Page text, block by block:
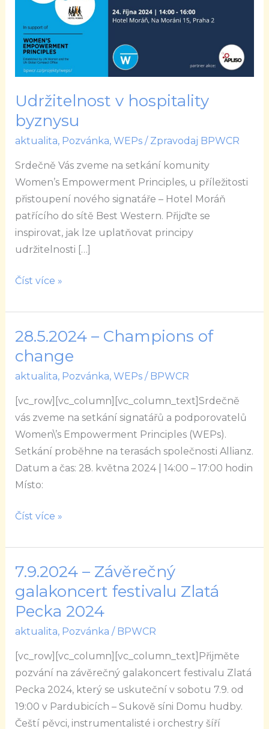
Udržitelnost v hospitality
byznysu
aktualita, Pozvánka, WEPs/ Zpravodaj BPWCR
Srdečně Vás zveme na setkání komunity
Women’s Empowerment Principles, u příležitosti
přistoupení nového signatáře – Hotel Moráň
patřícího do sítě Best Western. Přijďte se
inspirovat, jak lze uplatňovat principy
udržitelnosti […]
byznysu
Číst více »
28.5.2024 – Champions of
change
aktualita, Pozvánka, WEPs/ BPWCR
[vc_row][vc_column][vc_column_text]Srdečně
vás zveme na setkání signatářů a podporovatelů
Women\’s Empowerment Principles (WEPs).
Setkání proběhne na terasách společnosti Allianz.
Datum a čas: 28. května 2024 | 14:00 – 17:00 hodin
Místo:
28.5.2024
–
Champions
change
Číst více »
7.9.2024 – Závěrečný
galakoncert festivalu Zlatá
Pecka 2024
aktualita, Pozvánka / BPWCR
[vc_row][vc_column][vc_column_text]Přijměte
pozvání na závěrečný galakoncert festivalu Zlatá
Pecka 2024, který se uskuteční v sobotu 7.9. od
19:00 v Pardubicích – Sukově síni Domu hudby.
Čeští pěvci, instrumentalisté i orchestry šíří
7.9.2024
–
Závěrečný
galakoncert
festivalu
Zlatá
Pecka
2024